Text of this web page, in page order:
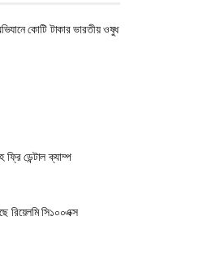
কোটি টাকার ভারতীয় ওষুধ
ফ্রি ডেন্টাল ক্যাম্প
রিয়েলমি সি১০০এক্স